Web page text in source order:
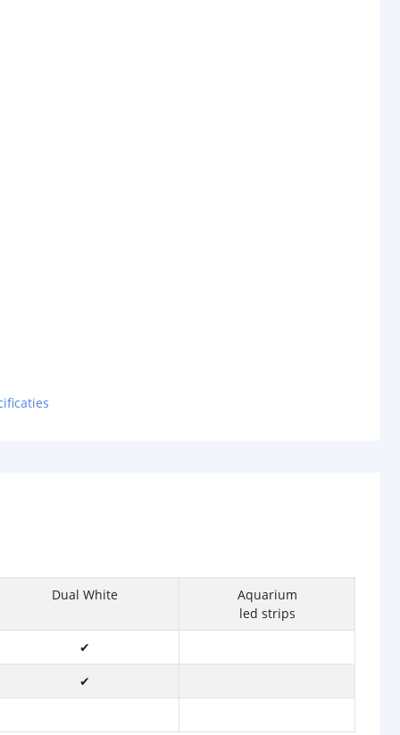
Dual White
Aquarium
led strips
✔
✔